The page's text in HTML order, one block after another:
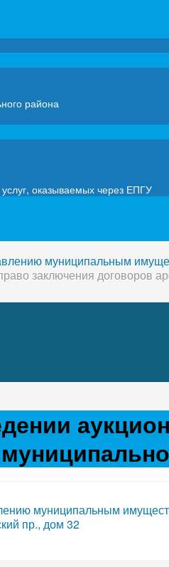
района
оказываемых через ЕПГУ
муниципальным
заключения договоров
муниципальным
пр., дом 32